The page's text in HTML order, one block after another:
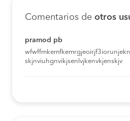
Comentarios de otros
pramod pb
skjnviuhgnvikjsenlvjkenvkjenskjv